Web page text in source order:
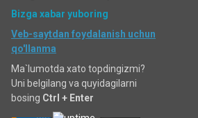
Bizga xabar yuboring
Veb-saytdan foydalanish uchun
qo'llanma
Ma`lumotda xato topdingizmi?
Uni belgilang va quyidagilarni
bosing Ctrl + Enter